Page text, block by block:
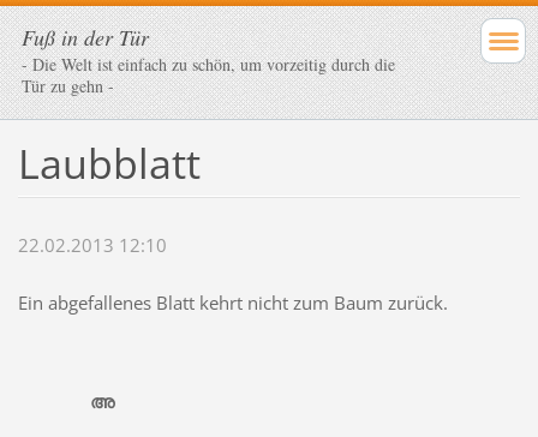
Fuß in der Tür
- Die Welt ist einfach zu schön, um vorzeitig durch die
Tür zu gehn -
Laubblatt
22.02.2013 12:10
Ein abgefallenes Blatt kehrt nicht zum Baum zurück.
അ